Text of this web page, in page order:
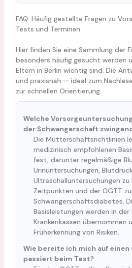
FAQ: Häufig gestellte Fragen zu
Tests und Terminen
Hier finden Sie eine Sammlung der
besonders häufig gesucht werden
Eltern in Berlin wichtig sind. Die
und praxisnah — ideal zum
zur schnellen Orientierung.
Welche
der Schwangerschaft
Die Mutterschaftsrichtlinien
medizinisch empfohlenen
fest, darunter regelmäßige
Urinuntersuchungen,
Ultraschalluntersuchungen
Zeitpunkten und der OGTT
Schwangerschaftsdiabetes.
Basisleistungen werden in der
Krankenkassen übernommen
Früherkennung von Risiken.
Wie bereite ich mich auf einen
passiert beim Test?